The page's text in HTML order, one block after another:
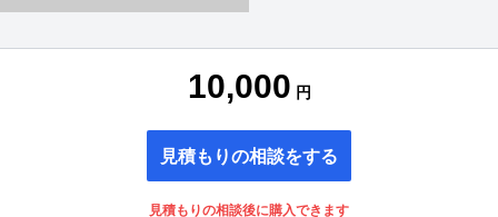
10,000 円
見積もりの相談をする
見積もりの相談後に購入できます